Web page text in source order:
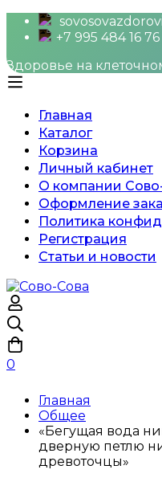
+7 995 484 16 76
Здоровье на
Главная
Каталог
Корзина
Личный кабинет
О компании
Оформление
Политика
Регистрация
Статьи и новости
0
Главная
Общее
«Бегущая вода
дверную петлю
древоточцы»